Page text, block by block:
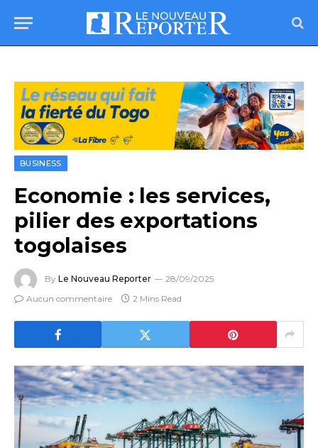
BUSINESS
Economie : les services,
pilier des exportations
togolaises
By Le Nouveau Reporter
28/09/2025
Aucun commentaire
2 Mins Read